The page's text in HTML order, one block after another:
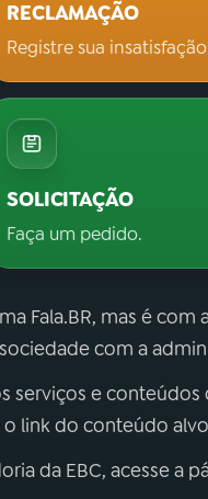
RECLAMAÇÃO
Registre sua
SOLICITAÇÃO
Faça um pedido.
Fala.BR, mas é com
com a
serviços e
link do conteúdo
da EBC, acesse a